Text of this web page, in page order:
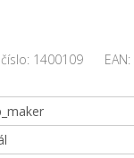
1400109 EAN: